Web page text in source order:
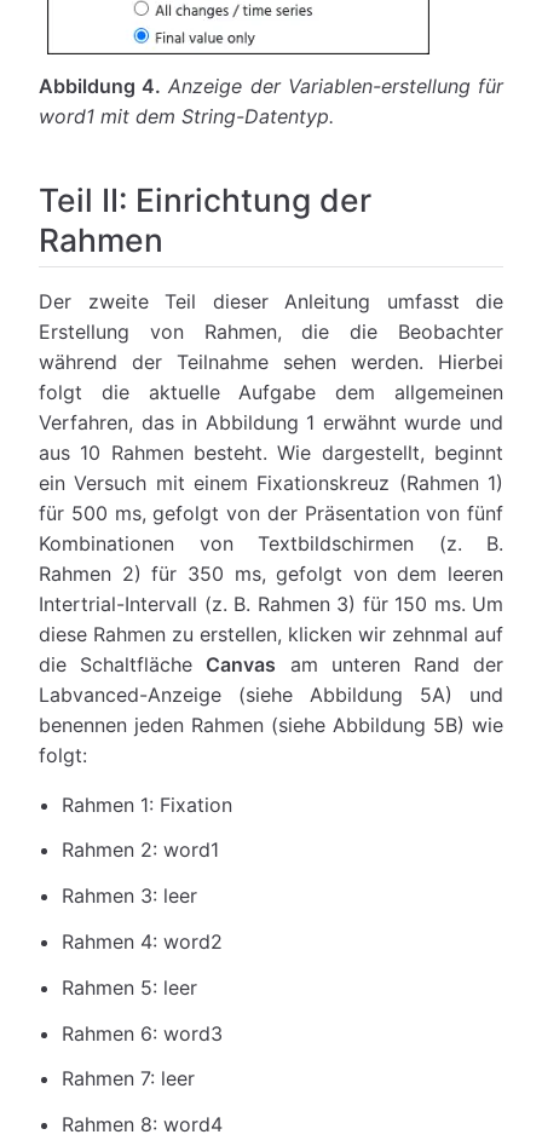
Abbildung 4. Anzeige der Variablen-erstellung für
word1 mit dem String-Datentyp.
Teil II: Einrichtung der
Rahmen
Der zweite Teil dieser Anleitung umfasst die
Erstellung von Rahmen, die die Beobachter
während der Teilnahme sehen werden. Hierbei
folgt die aktuelle Aufgabe dem allgemeinen
Verfahren, das in Abbildung 1 erwähnt wurde und
aus 10 Rahmen besteht. Wie dargestellt, beginnt
ein Versuch mit einem Fixationskreuz (Rahmen 1)
für 500 ms, gefolgt von der Präsentation von fünf
Kombinationen von Textbildschirmen (z. B.
Rahmen 2) für 350 ms, gefolgt von dem leeren
Intertrial-Intervall (z. B. Rahmen 3) für 150 ms. Um
diese Rahmen zu erstellen, klicken wir zehnmal auf
die Schaltfläche Canvas am unteren Rand der
Labvanced-Anzeige (siehe Abbildung 5A) und
benennen jeden Rahmen (siehe Abbildung 5B) wie
folgt:
Rahmen 1: Fixation
Rahmen 2: word1
Rahmen 3: leer
Rahmen 4: word2
Rahmen 5: leer
Rahmen 6: word3
Rahmen 7: leer
Rahmen 8: word4